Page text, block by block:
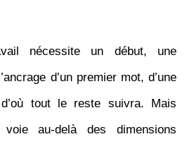
nécessite un début, une
d’un premier mot, d’une
tout le reste suivra. Mais
au-delà des dimensions